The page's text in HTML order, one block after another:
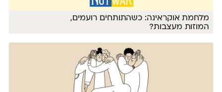
מלחמת אוקראינה: כשהתותחים רועמים,
המוזות מעצבות?